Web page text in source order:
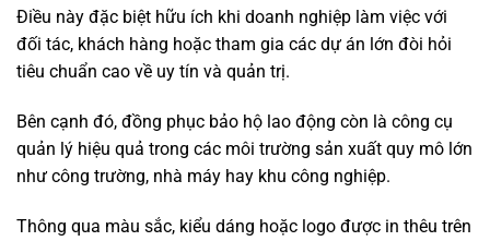
Điều này đặc biệt hữu ích khi doanh nghiệp làm việc với
đối tác, khách hàng hoặc tham gia các dự án lớn đòi hỏi
tiêu chuẩn cao về uy tín và quản trị.
Bên cạnh đó, đồng phục bảo hộ lao động còn là công cụ
quản lý hiệu quả trong các môi trường sản xuất quy mô lớn
như công trường, nhà máy hay khu công nghiệp.
Thông qua màu sắc, kiểu dáng hoặc logo được in thêu trên